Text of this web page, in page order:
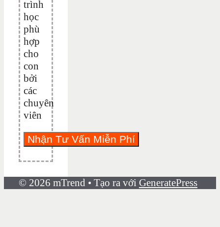
trình
học
phù
hợp
cho
con
bởi
các
chuyên
viên
© 2026 mTrend • Tạo ra với GeneratePress